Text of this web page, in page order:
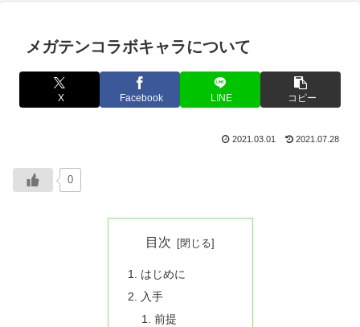
メガテンコラボキャラについて
X Facebook LINE コピー
2021.03.01 2021.07.28
0
目次
はじめに
入手
前提